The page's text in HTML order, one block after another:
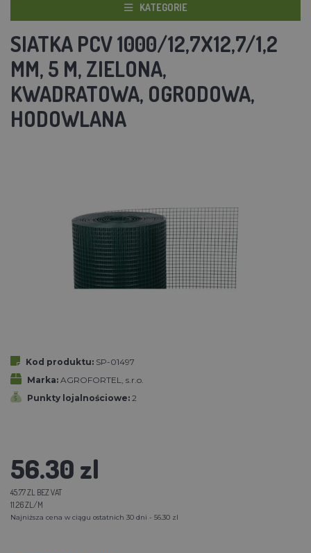
KATEGORIE
SIATKA PCV 1000/12,7X12,7/1,2
MM, 5 M, ZIELONA,
KWADRATOWA, OGRODOWA,
HODOWLANA
Kod produktu: SP-01497
Marka: AGROFORTEL, s.r.o.
Punkty lojalnościowe: 2
56.30 zl
45.77 ZL BEZ VAT
11.26 ZL/M
Najniższa cena w ciągu ostatnich 30 dni - 56.30 zl